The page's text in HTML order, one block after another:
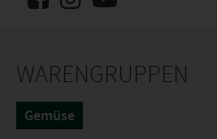
WARENGRUPPEN
Gemüse